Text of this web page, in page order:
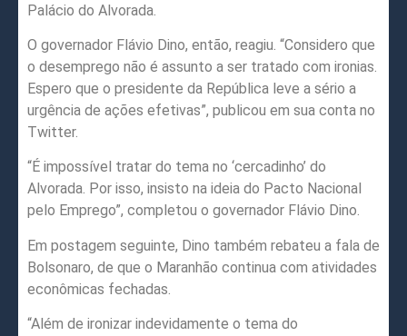
Palácio do Alvorada.
O governador Flávio Dino, então, reagiu. “Considero que
o desemprego não é assunto a ser tratado com ironias.
Espero que o presidente da República leve a sério a
urgência de ações efetivas”, publicou em sua conta no
Twitter.
“É impossível tratar do tema no ‘cercadinho’ do
Alvorada. Por isso, insisto na ideia do Pacto Nacional
pelo Emprego”, completou o governador Flávio Dino.
Em postagem seguinte, Dino também rebateu a fala de
Bolsonaro, de que o Maranhão continua com atividades
econômicas fechadas.
“Além de ironizar indevidamente o tema do